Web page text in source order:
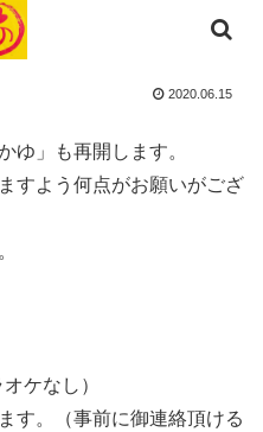
2020.06.15
ゆ」も再開します。
すよう何点がお願いがござ
ケなし）
す。（事前に御連絡頂ける